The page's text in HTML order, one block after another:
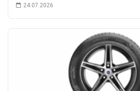
24.07.2026